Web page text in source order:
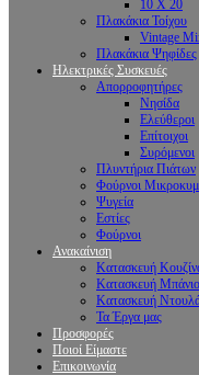
10 X 20
Πλακάκια Τοίχου
Vintage
Πλακάκια Ψηφίδες
Ηλεκτρικές Συσκευές
Απορροφητήρες
Νησίδα
Ελεύθεροι
Επίτοιχοι
Συρόμενοι
Πλυντήρια Πιάτων
Φούρνοι
Ψυγεία
Εστίες
Φούρνοι
Ανακαίνιση
Κατασκευή
Κατασκευή
Κατασκευή
Τα Έργα μας
Προσφορές
Ποιοί Είμαστε
Επικοινωνία